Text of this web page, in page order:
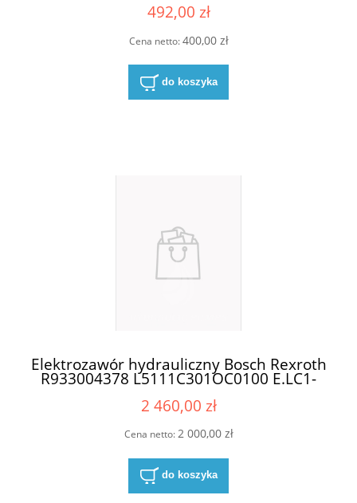
492,00 zł
Cena netto:400,00 zł
do koszyka
Elektrozawór hydrauliczny Bosch Rexroth
R933004378 L5111C301OC0100 E.LC1-
2 460,00 zł
Cena netto:2 000,00 zł
do koszyka